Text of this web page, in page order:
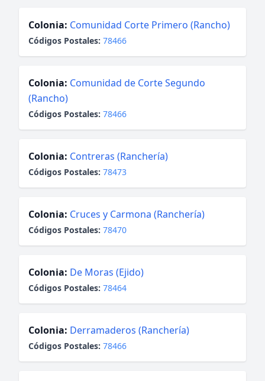
Colonia: Comunidad Corte Primero (Rancho)
Códigos Postales: 78466
Colonia: Comunidad de Corte Segundo
(Rancho)
Códigos Postales: 78466
Colonia: Contreras (Ranchería)
Códigos Postales: 78473
Colonia: Cruces y Carmona (Ranchería)
Códigos Postales: 78470
Colonia: De Moras (Ejido)
Códigos Postales: 78464
Colonia: Derramaderos (Ranchería)
Códigos Postales: 78466